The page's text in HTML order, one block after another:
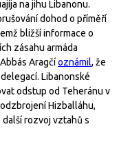
na jihu Libanonu.
dohod o příměří
bližší informace o
zásahu armáda
Aragčíoznámil, že
Libanonské
odstup od Teheránu v
Hizballáhu,
rozvoj vztahů s